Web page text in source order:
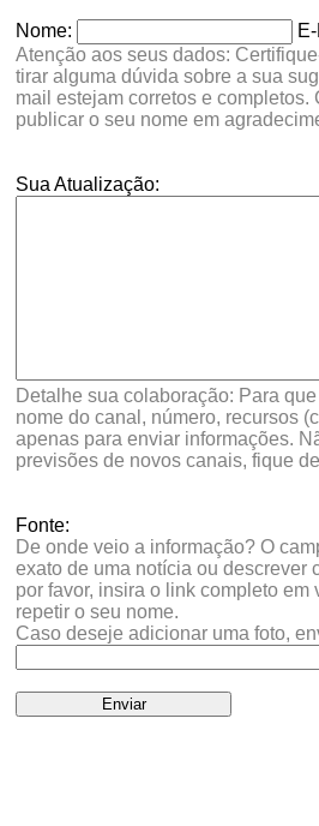
Nome:
Atenção aos seus dados:
tirar alguma dúvida sobre a sua
mail estejam corretos e
publicar o seu nome em
Sua Atualização:
Detalhe sua colaboração: Para
nome do canal, número, recursos
apenas para enviar informações.
previsões de novos canais, fique
Fonte:
De onde veio a informação? O
exato de uma notícia ou descrever
por favor, insira o link completo
repetir o seu nome.
Caso deseje adicionar uma foto,